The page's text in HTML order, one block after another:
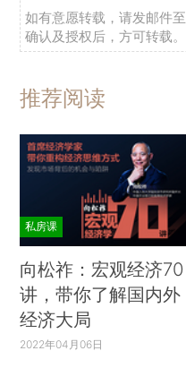
如有意愿转载，请发邮件至
确认及授权后，方可转载。
推荐阅读
私房课
向松祚：宏观经济70
讲，带你了解国内外
经济大局
2022年04月06日